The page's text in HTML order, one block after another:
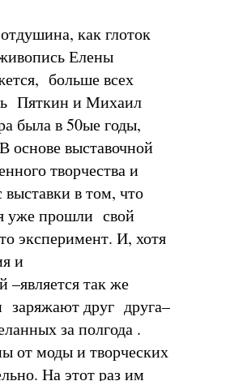
как глоток
Елены
больше всех
Пяткин и Михаил
была в 50ые годы,
основе выставочной
творчества и
в том, что
уже прошли свой
эксперимент. И, хотя
и
–является так же
заряжают друг друга–
за полгода .
от моды и творческих
На этот раз им